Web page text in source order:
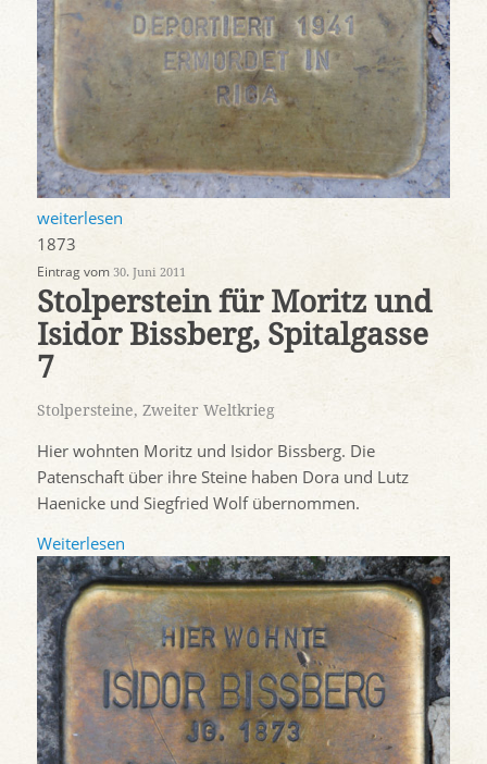
weiterlesen
1873
Eintrag vom 30. Juni 2011
Stolperstein für Moritz und
Isidor Bissberg, Spitalgasse
7
Stolpersteine, Zweiter Weltkrieg
Hier wohnten Moritz und Isidor Bissberg. Die
Patenschaft über ihre Steine haben Dora und Lutz
Haenicke und Siegfried Wolf übernommen.
Weiterlesen